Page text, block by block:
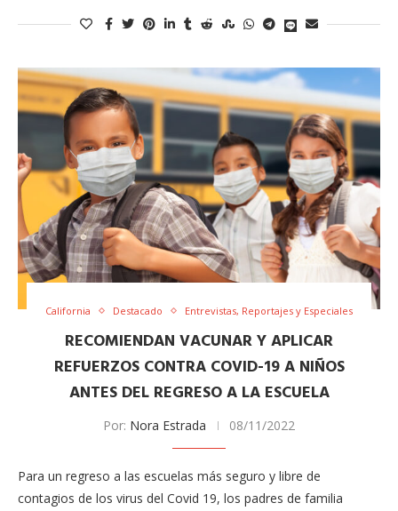
California Destacado Entrevistas, Reportajes y Especiales
RECOMIENDAN VACUNAR Y APLICAR
REFUERZOS CONTRA COVID-19 A NIÑOS
ANTES DEL REGRESO A LA ESCUELA
Por: Nora Estrada 08/11/2022
Para un regreso a las escuelas más seguro y libre de
contagios de los virus del Covid 19, los padres de familia